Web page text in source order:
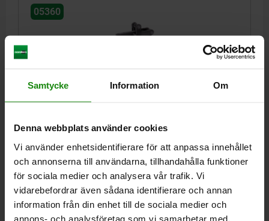
Samtycke Information Om
Denna webbplats använder cookies
Vi använder enhetsidentifierare för att anpassa innehållet
och annonserna till användarna, tillhandahålla funktioner
för sociala medier och analysera vår trafik. Vi
vidarebefordrar även sådana identifierare och annan
information från din enhet till de sociala medier och
annons- och analysföretag som vi samarbetar med.
05360
CYL.MONTERING SEGHÄRDAT STÅL, H5=272
A=30 F1 KN=20 F2 KN=30 F3 KN=4 F4 KN=6 F5 KN=1,8
B=125
D=17 E=95 F=24,5 G=115 H=94 I=60 K=15 L=49
M=145
M1=123 N=184 O=M16X1,5 Q=13,2 S=67
U=255 V=123 W=16 X=63 Y=120 R=G1/4 Z=40
TOTAL HÖJD=272 TOTAL LÄNGD=470 VL=4,3